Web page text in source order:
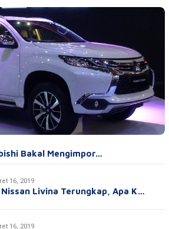
Bakal Mengimpor…
16, 2019
Livina Terungkap, Apa K…
16, 2019